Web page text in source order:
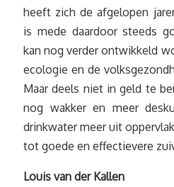
heeft zich de afgelopen
is mede daardoor steeds
kan nog verder ontwikkeld
ecologie en de
Maar deels niet in geld te
nog wakker en meer
drinkwater meer uit
tot goede en effectievere
Louis van der Kallen